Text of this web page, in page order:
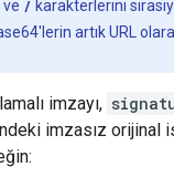
ve / karakterlerini
artık URL
imzayı,
imzasız orijinal